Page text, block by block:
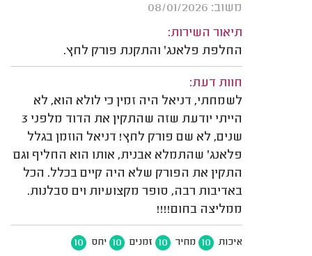
משוב: 08/01/2026
תיאור השירות:
החלפת פלאנג' והתקנת פורק לחץ.
חוות דעת:
לשמחתי, דניאל היה זמין כי לולא הוא, לא
הייתי יודעת שזה שהתקין את הדוד מלפני 3
שנים, לא שם פורק לחץ! דניאל הוזמן בגלל
פלאנג' שהתמלא אבנית, אותו הוא החליף וגם
התקין את הפורק שלא היה קיים בכלל. הכל
באדיבות רבה, סופר מקצועיות וים סבלנות.
ממליצה בחום!!!!
איכות 10 מחיר 10 זמנים 10 יחס 10